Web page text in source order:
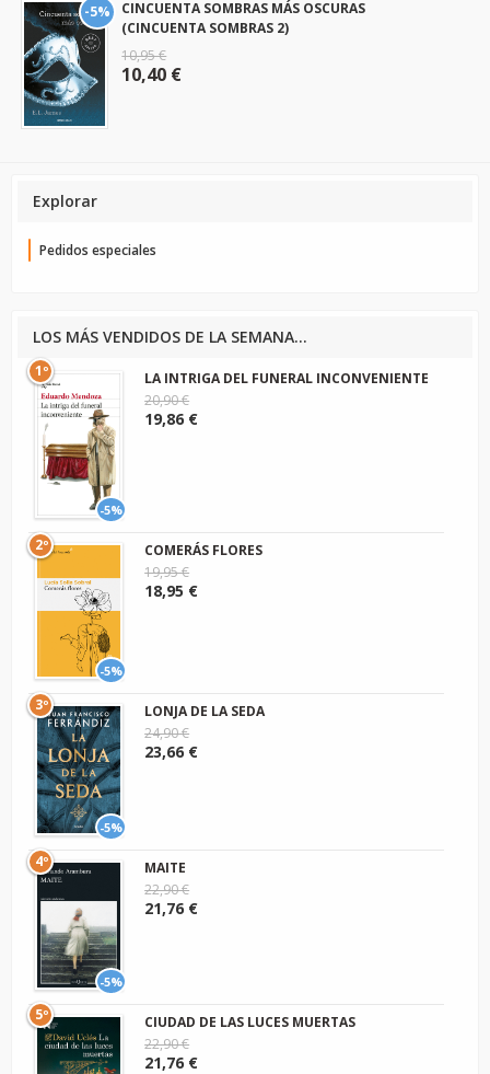
-5%
CINCUENTA SOMBRAS MÁS OSCURAS
(CINCUENTA SOMBRAS 2)
10,95 €
10,40 €
Explorar
Pedidos especiales
LOS MÁS VENDIDOS DE LA SEMANA...
-5%
1º
LA INTRIGA DEL FUNERAL INCONVENIENTE
20,90 €
19,86 €
-5%
2º
COMERÁS FLORES
19,95 €
18,95 €
-5%
3º
LONJA DE LA SEDA
24,90 €
23,66 €
-5%
4º
MAITE
22,90 €
21,76 €
5º
CIUDAD DE LAS LUCES MUERTAS
22,90 €
21,76 €